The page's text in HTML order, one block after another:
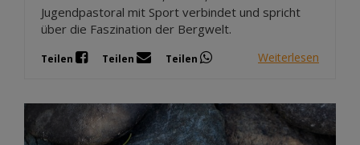
Jugendpastoral mit Sport verbindet und spricht
über die Faszination der Bergwelt.
Teilen Teilen Teilen Weiterlesen